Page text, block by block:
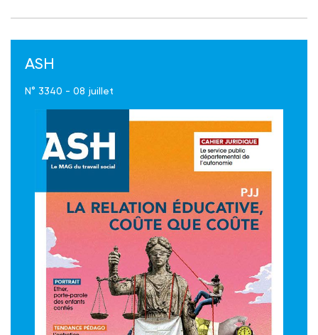
ASH
N° 3340 - 08 juillet